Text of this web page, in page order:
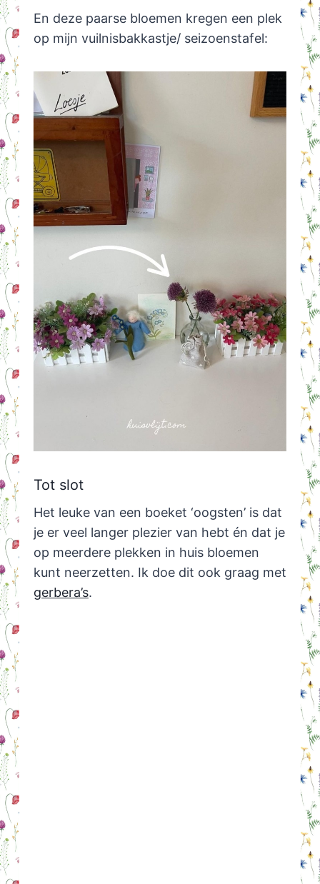
En deze paarse bloemen kregen een plek
op mijn vuilnisbakkastje/ seizoenstafel:
Tot slot
Het leuke van een boeket ‘oogsten’ is dat
je er veel langer plezier van hebt én dat je
op meerdere plekken in huis bloemen
kunt neerzetten. Ik doe dit ook graag met
gerbera’s.